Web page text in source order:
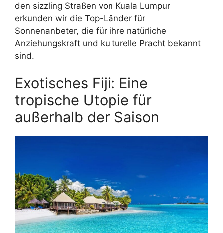
den sizzling Straßen von Kuala Lumpur
erkunden wir die Top-Länder für
Sonnenanbeter, die für ihre natürliche
Anziehungskraft und kulturelle Pracht bekannt
sind.
Exotisches Fiji: Eine
tropische Utopie für
außerhalb der Saison